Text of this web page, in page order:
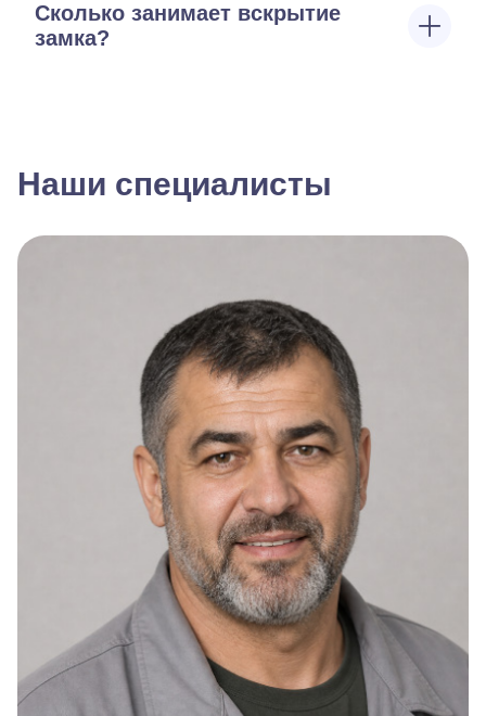
Сколько занимает вскрытие
замка?
Наши специалисты